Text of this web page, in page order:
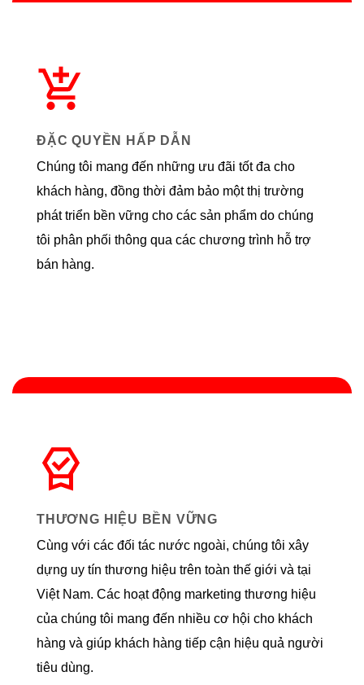
ĐẶC QUYỀN HẤP DẪN
Chúng tôi mang đến những ưu đãi tốt đa cho
khách hàng, đồng thời đảm bảo một thị trường
phát triển bền vững cho các sản phẩm do chúng
tôi phân phối thông qua các chương trình hỗ trợ
bán hàng.
THƯƠNG HIỆU BỀN VỮNG
Cùng với các đối tác nước ngoài, chúng tôi xây
dựng uy tín thương hiệu trên toàn thế giới và tại
Việt Nam. Các hoạt động marketing thương hiệu
của chúng tôi mang đến nhiều cơ hội cho khách
hàng và giúp khách hàng tiếp cận hiệu quả người
tiêu dùng.